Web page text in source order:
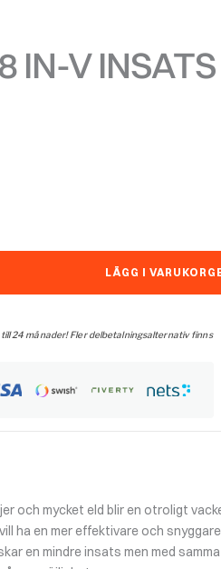
IN-V INSATS
LÄGG I
24 månader! Fler delbetalningsalternativ finns
och mycket eld blir en otroligt
ha en mer effektivare och
en mindre insats men med